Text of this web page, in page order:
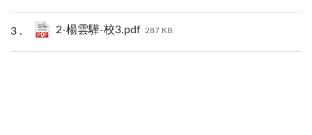
2-楊雲驊-校3.pdf 287 KB